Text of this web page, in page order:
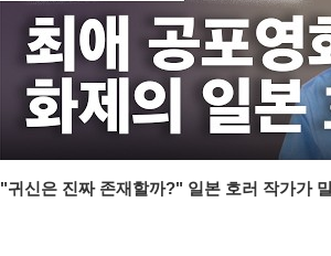
"귀신은 진짜 존재할까?" 일본 호러 작가가